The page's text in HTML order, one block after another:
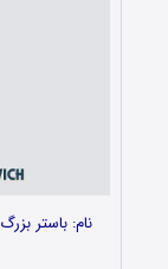
نام: باستر